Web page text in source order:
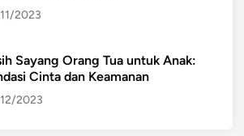
2023
Sayang Orang Tua untuk Anak:
Cinta dan Keamanan
2023